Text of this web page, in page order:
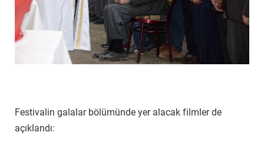
Festivalin galalar bölümünde yer alacak filmler de
açıklandı: